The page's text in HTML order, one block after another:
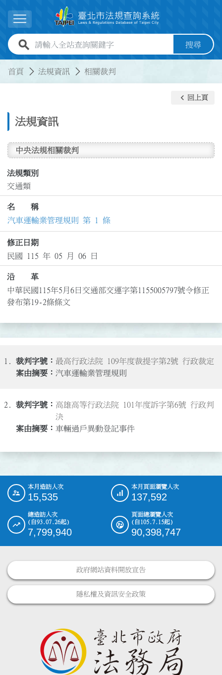
展開選單
全站查詢關鍵字欄位 搜尋
首頁 法規資訊 相關裁判
法規資訊
keyboard_arrow_left 回上頁
中央法規相關裁判
法規類別
交通類
名 稱
汽車運輸業管理規則 第 1 條
修正日期
民國 115 年 05 月 06 日
沿 革
中華民國115年5月6日交通部交運字第1155005797號令修正
發布第19-2條條文
1.
最高行政法院 109年度裁提字第2號 行政裁定
汽車運輸業管理規則
2.
高雄高等行政法院 101年度訴字第6號 行政判
決
車輛過戶異動登記事件
::: 本月造訪人次
15,535
本月頁面瀏覽人次
137,592
總造訪人次
(自93.07.26起)
7,799,940
頁面總瀏覽人次
(自105.7.15起)
90,398,747
政府網站資料開放宣告
隱私權及資訊安全政策